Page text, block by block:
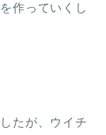
作っていくし
たが、ウイチ